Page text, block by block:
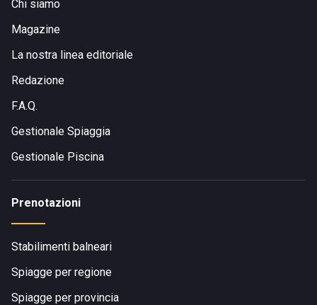
Chi siamo
Magazine
La nostra linea editoriale
Redazione
F.A.Q.
Gestionale Spiaggia
Gestionale Piscina
Prenotazioni
Stabilimenti balneari
Spiagge per regione
Spiagge per provincia